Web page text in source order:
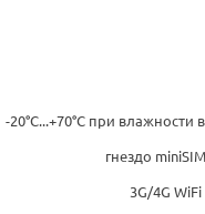
-20°С...+70°С при влажности
гнездо
3G/4G